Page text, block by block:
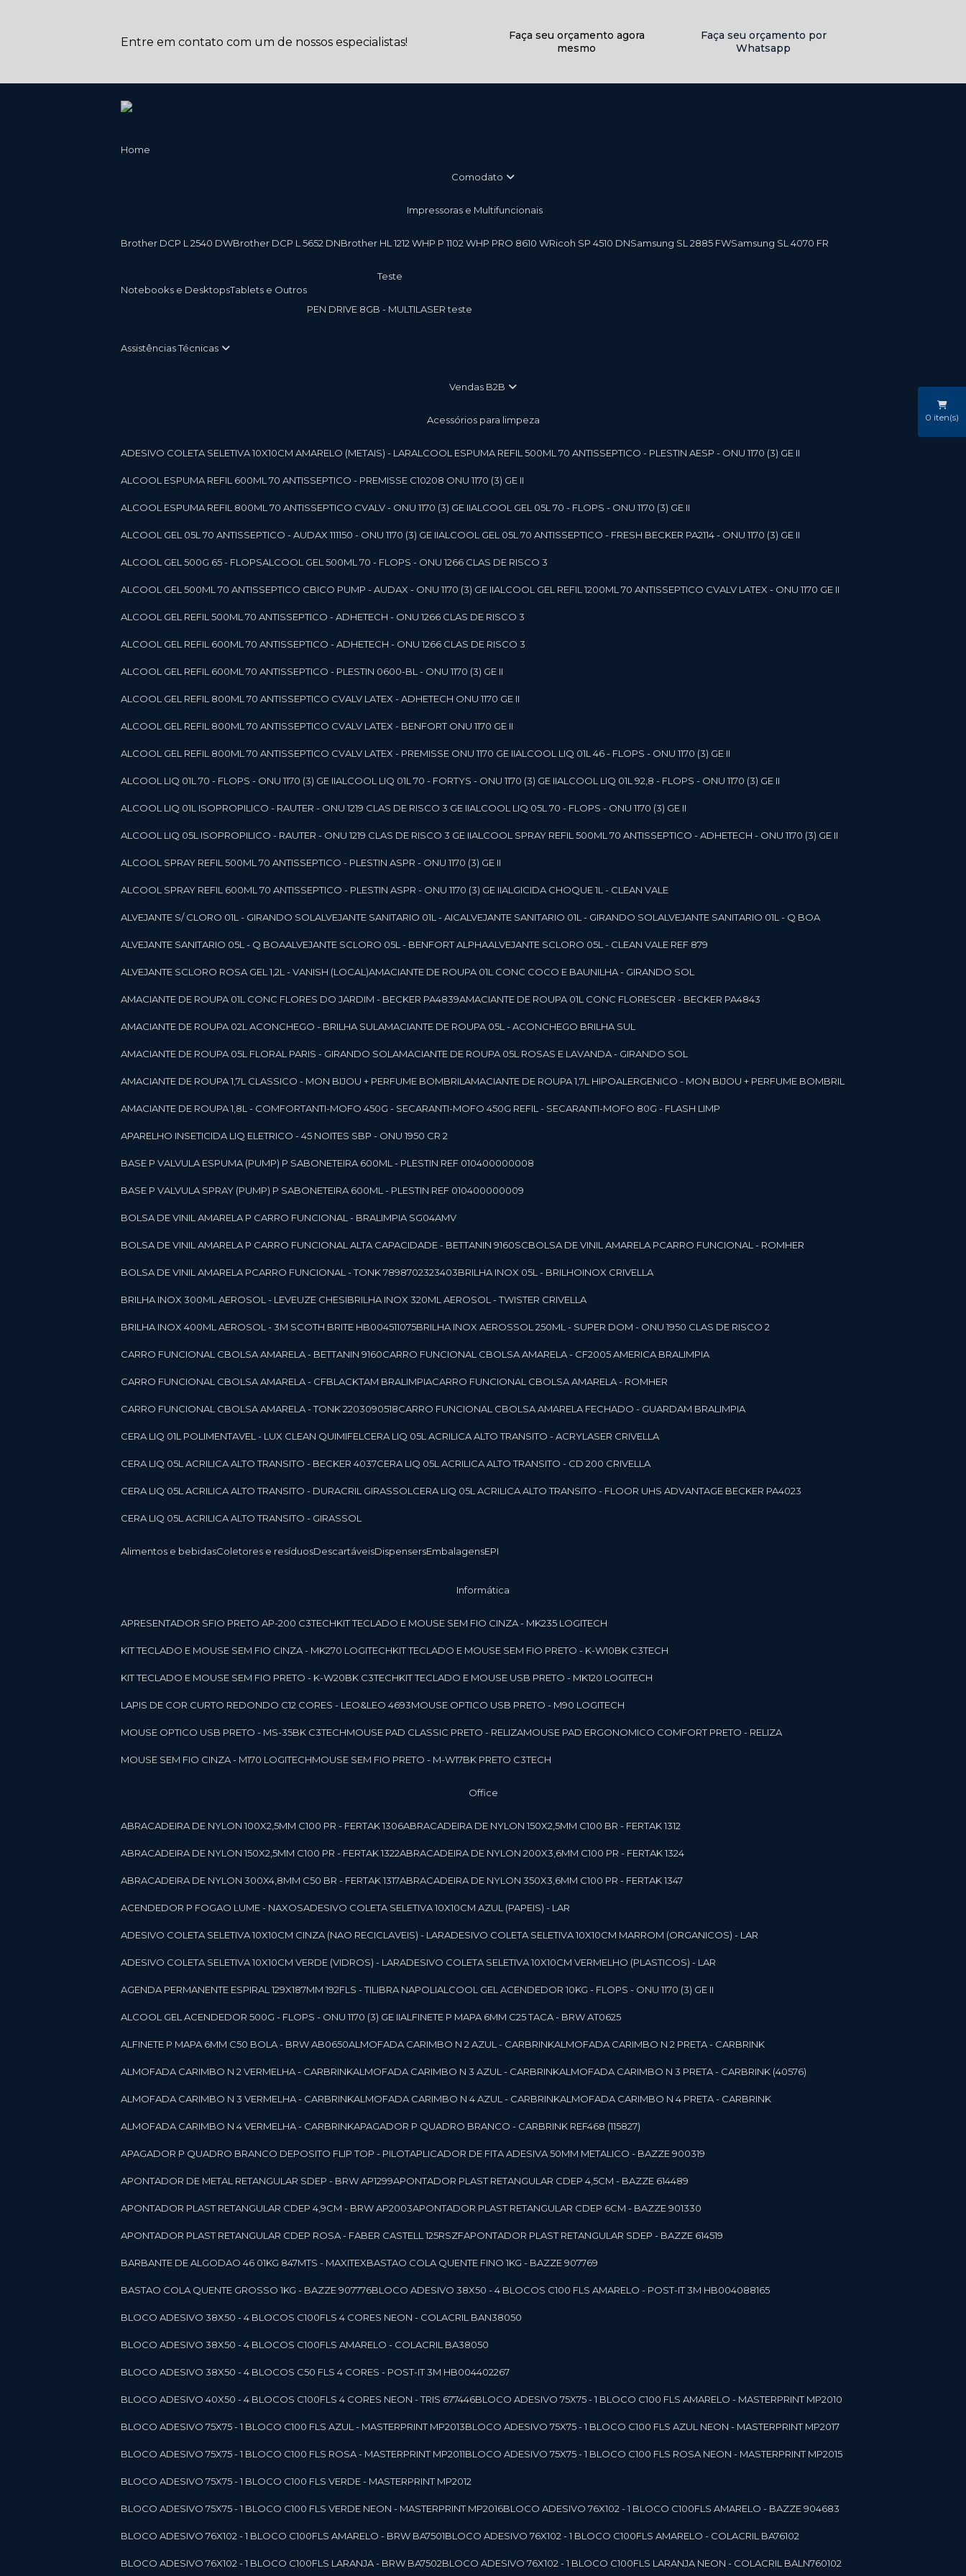
Entre em contato com um de nossos especialistas!
Faça seu orçamento agora
mesmo
Faça seu orçamento por
Whatsapp
Home
Comodato
Impressoras e Multifuncionais
Brother DCP L 2540 DW Brother DCP L 5652 DN Brother HL 1212 W HP P 1102 W HP PRO 8610 W Ricoh SP 4510 DN Samsung SL 2885 FW Samsung SL 4070 FR
Notebooks e Desktops Tablets e Outros
teste
PEN DRIVE 8GB - MULTILASER teste
Assistências Técnicas
vendas B2B
Acessórios para limpeza
ADESIVO COLETA SELETIVA 10X10CM AMARELO (METAIS) - LAR ALCOOL ESPUMA REFIL 500ML 70 ANTISSEPTICO - PLESTIN AESP - ONU 1170 (3) GE II
ALCOOL ESPUMA REFIL 600ML 70 ANTISSEPTICO - PREMISSE C10208 ONU 1170 (3) GE II
ALCOOL ESPUMA REFIL 800ML 70 ANTISSEPTICO CVALV - ONU 1170 (3) GE II ALCOOL GEL 05L 70 - FLOPS - ONU 1170 (3) GE II
ALCOOL GEL 05L 70 ANTISSEPTICO - AUDAX 111150 - ONU 1170 (3) GE II ALCOOL GEL 05L 70 ANTISSEPTICO - FRESH BECKER PA2114 - ONU 1170 (3) GE II
ALCOOL GEL 500G 65 - FLOPS ALCOOL GEL 500ML 70 - FLOPS - ONU 1266 CLAS DE RISCO 3
ALCOOL GEL 500ML 70 ANTISSEPTICO CBICO PUMP - AUDAX - ONU 1170 (3) GE II ALCOOL GEL REFIL 1200ML 70 ANTISSEPTICO CVALV LATEX - ONU 1170 GE II
ALCOOL GEL REFIL 500ML 70 ANTISSEPTICO - ADHETECH - ONU 1266 CLAS DE RISCO 3
ALCOOL GEL REFIL 600ML 70 ANTISSEPTICO - ADHETECH - ONU 1266 CLAS DE RISCO 3
ALCOOL GEL REFIL 600ML 70 ANTISSEPTICO - PLESTIN 0600-BL - ONU 1170 (3) GE II
ALCOOL GEL REFIL 800ML 70 ANTISSEPTICO CVALV LATEX - ADHETECH ONU 1170 GE II
ALCOOL GEL REFIL 800ML 70 ANTISSEPTICO CVALV LATEX - BENFORT ONU 1170 GE II
ALCOOL GEL REFIL 800ML 70 ANTISSEPTICO CVALV LATEX - PREMISSE ONU 1170 GE II ALCOOL LIQ 01L 46 - FLOPS - ONU 1170 (3) GE II
ALCOOL LIQ 01L 70 - FLOPS - ONU 1170 (3) GE II ALCOOL LIQ 01L 70 - FORTYS - ONU 1170 (3) GE II ALCOOL LIQ 01L 92,8 - FLOPS - ONU 1170 (3) GE II
ALCOOL LIQ 01L ISOPROPILICO - RAUTER - ONU 1219 CLAS DE RISCO 3 GE II ALCOOL LIQ 05L 70 - FLOPS - ONU 1170 (3) GE II
ALCOOL LIQ 05L ISOPROPILICO - RAUTER - ONU 1219 CLAS DE RISCO 3 GE II ALCOOL SPRAY REFIL 500ML 70 ANTISSEPTICO - ADHETECH - ONU 1170 (3) GE II
ALCOOL SPRAY REFIL 500ML 70 ANTISSEPTICO - PLESTIN ASPR - ONU 1170 (3) GE II
ALCOOL SPRAY REFIL 600ML 70 ANTISSEPTICO - PLESTIN ASPR - ONU 1170 (3) GE II ALGICIDA CHOQUE 1L - CLEAN VALE
ALVEJANTE S/ CLORO 01L - GIRANDO SOL ALVEJANTE SANITARIO 01L - AIC ALVEJANTE SANITARIO 01L - GIRANDO SOL ALVEJANTE SANITARIO 01L - Q BOA
ALVEJANTE SANITARIO 05L - Q BOA ALVEJANTE SCLORO 05L - BENFORT ALPHA ALVEJANTE SCLORO 05L - CLEAN VALE REF 879
ALVEJANTE SCLORO ROSA GEL 1,2L - VANISH (LOCAL) AMACIANTE DE ROUPA 01L CONC COCO E BAUNILHA - GIRANDO SOL
AMACIANTE DE ROUPA 01L CONC FLORES DO JARDIM - BECKER PA4839 AMACIANTE DE ROUPA 01L CONC FLORESCER - BECKER PA4843
AMACIANTE DE ROUPA 02L ACONCHEGO - BRILHA SUL AMACIANTE DE ROUPA 05L - ACONCHEGO BRILHA SUL
AMACIANTE DE ROUPA 05L FLORAL PARIS - GIRANDO SOL AMACIANTE DE ROUPA 05L ROSAS E LAVANDA - GIRANDO SOL
AMACIANTE DE ROUPA 1,7L CLASSICO - MON BIJOU + PERFUME BOMBRIL AMACIANTE DE ROUPA 1,7L HIPOALERGENICO - MON BIJOU + PERFUME BOMBRIL
AMACIANTE DE ROUPA 1,8L - COMFORT ANTI-MOFO 450G - SECAR ANTI-MOFO 450G REFIL - SECAR ANTI-MOFO 80G - FLASH LIMP
APARELHO INSETICIDA LIQ ELETRICO - 45 NOITES SBP - ONU 1950 CR 2
BASE P VALVULA ESPUMA (PUMP) P SABONETEIRA 600ML - PLESTIN REF 010400000008
BASE P VALVULA SPRAY (PUMP) P SABONETEIRA 600ML - PLESTIN REF 010400000009
BOLSA DE VINIL AMARELA P CARRO FUNCIONAL - BRALIMPIA SG04AMV
BOLSA DE VINIL AMARELA P CARRO FUNCIONAL ALTA CAPACIDADE - BETTANIN 9160SC BOLSA DE VINIL AMARELA PCARRO FUNCIONAL - ROMHER
BOLSA DE VINIL AMARELA PCARRO FUNCIONAL - TONK 7898702323403 BRILHA INOX 05L - BRILHOINOX CRIVELLA
BRILHA INOX 300ML AEROSOL - LEVEUZE CHESI BRILHA INOX 320ML AEROSOL - TWISTER CRIVELLA
BRILHA INOX 400ML AEROSOL - 3M SCOTH BRITE HB004511075 BRILHA INOX AEROSSOL 250ML - SUPER DOM - ONU 1950 CLAS DE RISCO 2
CARRO FUNCIONAL CBOLSA AMARELA - BETTANIN 9160 CARRO FUNCIONAL CBOLSA AMARELA - CF2005 AMERICA BRALIMPIA
CARRO FUNCIONAL CBOLSA AMARELA - CFBLACKTAM BRALIMPIA CARRO FUNCIONAL CBOLSA AMARELA - ROMHER
CARRO FUNCIONAL CBOLSA AMARELA - TONK 2203090518 CARRO FUNCIONAL CBOLSA AMARELA FECHADO - GUARDAM BRALIMPIA
CERA LIQ 01L POLIMENTAVEL - LUX CLEAN QUIMIFEL CERA LIQ 05L ACRILICA ALTO TRANSITO - ACRYLASER CRIVELLA
CERA LIQ 05L ACRILICA ALTO TRANSITO - BECKER 4037 CERA LIQ 05L ACRILICA ALTO TRANSITO - CD 200 CRIVELLA
CERA LIQ 05L ACRILICA ALTO TRANSITO - DURACRIL GIRASSOL CERA LIQ 05L ACRILICA ALTO TRANSITO - FLOOR UHS ADVANTAGE BECKER PA4023
CERA LIQ 05L ACRILICA ALTO TRANSITO - GIRASSOL
Alimentos e bebidas Coletores e resíduos Descartáveis Dispensers Embalagens EPI
Informática
APRESENTADOR SFIO PRETO AP-200 C3TECH KIT TECLADO E MOUSE SEM FIO CINZA - MK235 LOGITECH
KIT TECLADO E MOUSE SEM FIO CINZA - MK270 LOGITECH KIT TECLADO E MOUSE SEM FIO PRETO - K-W10BK C3TECH
KIT TECLADO E MOUSE SEM FIO PRETO - K-W20BK C3TECH KIT TECLADO E MOUSE USB PRETO - MK120 LOGITECH
LAPIS DE COR CURTO REDONDO C12 CORES - LEO&LEO 4693 MOUSE OPTICO USB PRETO - M90 LOGITECH
MOUSE OPTICO USB PRETO - MS-35BK C3TECH MOUSE PAD CLASSIC PRETO - RELIZA MOUSE PAD ERGONOMICO COMFORT PRETO - RELIZA
MOUSE SEM FIO CINZA - M170 LOGITECH MOUSE SEM FIO PRETO - M-W17BK PRETO C3TECH
Office
ABRACADEIRA DE NYLON 100X2,5MM C100 PR - FERTAK 1306 ABRACADEIRA DE NYLON 150X2,5MM C100 BR - FERTAK 1312
ABRACADEIRA DE NYLON 150X2,5MM C100 PR - FERTAK 1322 ABRACADEIRA DE NYLON 200X3,6MM C100 PR - FERTAK 1324
ABRACADEIRA DE NYLON 300X4,8MM C50 BR - FERTAK 1317 ABRACADEIRA DE NYLON 350X3,6MM C100 PR - FERTAK 1347
ACENDEDOR P FOGAO LUME - NAXOS ADESIVO COLETA SELETIVA 10X10CM AZUL (PAPEIS) - LAR
ADESIVO COLETA SELETIVA 10X10CM CINZA (NAO RECICLAVEIS) - LAR ADESIVO COLETA SELETIVA 10X10CM MARROM (ORGANICOS) - LAR
ADESIVO COLETA SELETIVA 10X10CM VERDE (VIDROS) - LAR ADESIVO COLETA SELETIVA 10X10CM VERMELHO (PLASTICOS) - LAR
AGENDA PERMANENTE ESPIRAL 129X187MM 192FLS - TILIBRA NAPOLI ALCOOL GEL ACENDEDOR 10KG - FLOPS - ONU 1170 (3) GE II
ALCOOL GEL ACENDEDOR 500G - FLOPS - ONU 1170 (3) GE II ALFINETE P MAPA 6MM C25 TACA - BRW AT0625
ALFINETE P MAPA 6MM C50 BOLA - BRW AB0650 ALMOFADA CARIMBO N 2 AZUL - CARBRINK ALMOFADA CARIMBO N 2 PRETA - CARBRINK
ALMOFADA CARIMBO N 2 VERMELHA - CARBRINK ALMOFADA CARIMBO N 3 AZUL - CARBRINK ALMOFADA CARIMBO N 3 PRETA - CARBRINK (40576)
ALMOFADA CARIMBO N 3 VERMELHA - CARBRINK ALMOFADA CARIMBO N 4 AZUL - CARBRINK ALMOFADA CARIMBO N 4 PRETA - CARBRINK
ALMOFADA CARIMBO N 4 VERMELHA - CARBRINK APAGADOR P QUADRO BRANCO - CARBRINK REF468 (115827)
APAGADOR P QUADRO BRANCO DEPOSITO FLIP TOP - PILOT APLICADOR DE FITA ADESIVA 50MM METALICO - BAZZE 900319
APONTADOR DE METAL RETANGULAR SDEP - BRW AP1299 APONTADOR PLAST RETANGULAR CDEP 4,5CM - BAZZE 614489
APONTADOR PLAST RETANGULAR CDEP 4,9CM - BRW AP2003 APONTADOR PLAST RETANGULAR CDEP 6CM - BAZZE 901330
APONTADOR PLAST RETANGULAR CDEP ROSA - FABER CASTELL 125RSZF APONTADOR PLAST RETANGULAR SDEP - BAZZE 614519
BARBANTE DE ALGODAO 46 01KG 847MTS - MAXITEX BASTAO COLA QUENTE FINO 1KG - BAZZE 907769
BASTAO COLA QUENTE GROSSO 1KG - BAZZE 907776 BLOCO ADESIVO 38X50 - 4 BLOCOS C100 FLS AMARELO - POST-IT 3M HB004088165
BLOCO ADESIVO 38X50 - 4 BLOCOS C100FLS 4 CORES NEON - COLACRIL BAN38050
BLOCO ADESIVO 38X50 - 4 BLOCOS C100FLS AMARELO - COLACRIL BA38050
BLOCO ADESIVO 38X50 - 4 BLOCOS C50 FLS 4 CORES - POST-IT 3M HB004402267
BLOCO ADESIVO 40X50 - 4 BLOCOS C100FLS 4 CORES NEON - TRIS 677446 BLOCO ADESIVO 75X75 - 1 BLOCO C100 FLS AMARELO - MASTERPRINT MP2010
BLOCO ADESIVO 75X75 - 1 BLOCO C100 FLS AZUL - MASTERPRINT MP2013 BLOCO ADESIVO 75X75 - 1 BLOCO C100 FLS AZUL NEON - MASTERPRINT MP2017
BLOCO ADESIVO 75X75 - 1 BLOCO C100 FLS ROSA - MASTERPRINT MP2011 BLOCO ADESIVO 75X75 - 1 BLOCO C100 FLS ROSA NEON - MASTERPRINT MP2015
BLOCO ADESIVO 75X75 - 1 BLOCO C100 FLS VERDE - MASTERPRINT MP2012
BLOCO ADESIVO 75X75 - 1 BLOCO C100 FLS VERDE NEON - MASTERPRINT MP2016 BLOCO ADESIVO 76X102 - 1 BLOCO C100FLS AMARELO - BAZZE 904683
BLOCO ADESIVO 76X102 - 1 BLOCO C100FLS AMARELO - BRW BA7501 BLOCO ADESIVO 76X102 - 1 BLOCO C100FLS AMARELO - COLACRIL BA76102
BLOCO ADESIVO 76X102 - 1 BLOCO C100FLS LARANJA - BRW BA7502 BLOCO ADESIVO 76X102 - 1 BLOCO C100FLS LARANJA NEON - COLACRIL BALN760102
0 iten(s)